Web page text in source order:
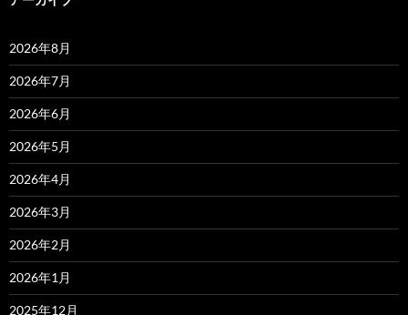
2026年8月
2026年7月
2026年6月
2026年5月
2026年4月
2026年3月
2026年2月
2026年1月
2025年12月